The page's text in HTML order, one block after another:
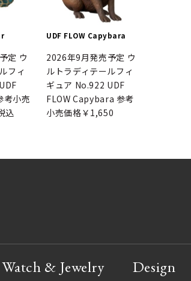
定 ウ
フィ
考小売
込
UDF FLOW Capybara
2026年9月発売予定 ウ
ルトラディテールフィ
ギュア No.922 UDF
FLOW Capybara 参考
小売価格￥1,650
Watch & Jewelry Design